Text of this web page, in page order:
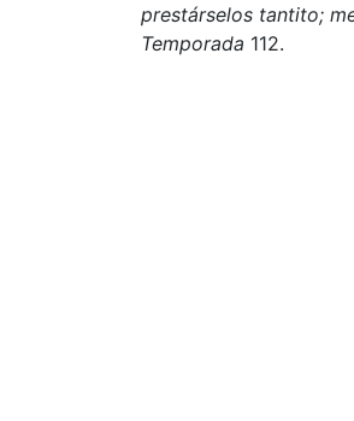
prestárselos tantito;
Temporada 112.